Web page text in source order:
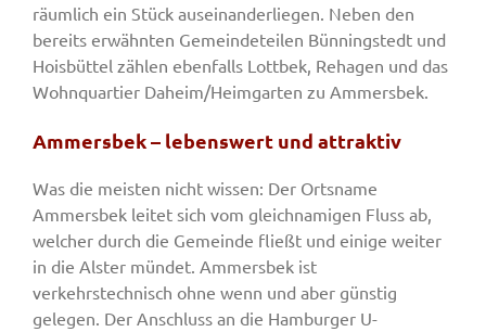
räumlich ein Stück auseinanderliegen. Neben den
bereits erwähnten Gemeindeteilen Bünningstedt und
Hoisbüttel zählen ebenfalls Lottbek, Rehagen und das
Wohnquartier Daheim/Heimgarten zu Ammersbek.
Ammersbek – lebenswert und attraktiv
Was die meisten nicht wissen: Der Ortsname
Ammersbek leitet sich vom gleichnamigen Fluss ab,
welcher durch die Gemeinde fließt und einige weiter
in die Alster mündet. Ammersbek ist
verkehrstechnisch ohne wenn und aber günstig
gelegen. Der Anschluss an die Hamburger U-